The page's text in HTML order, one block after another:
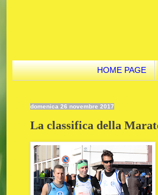
HOME PAGE
domenica 26 novembre 2017
La classifica della